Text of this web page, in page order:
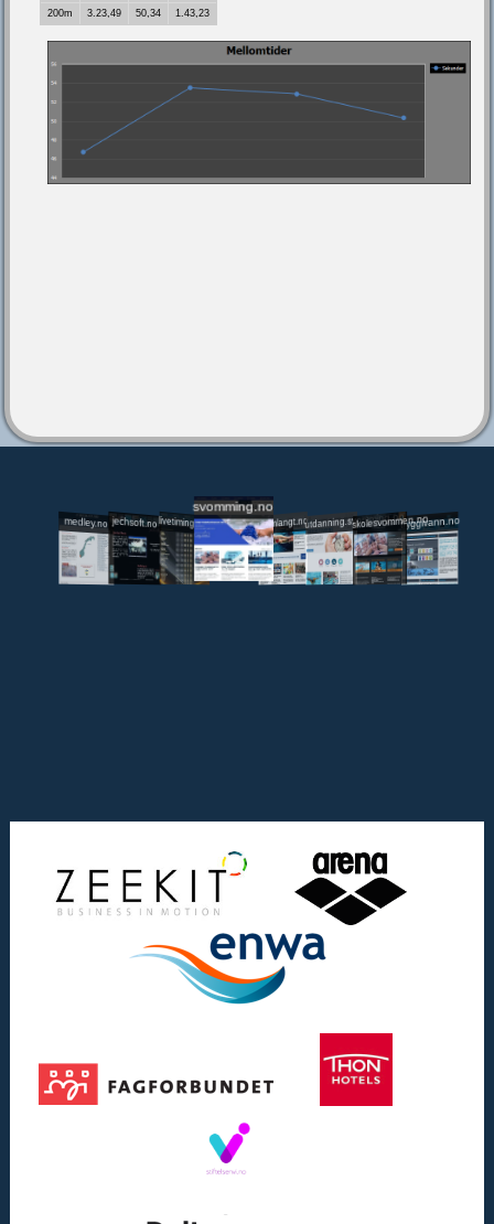
200m
3.23,49 50,34 1.43,23
medley.no jechsoft.nolivetiming.medley.no
svomming.no
svomlangt.noutdanning.svomming.no
skolesvommen.notryggivann.no